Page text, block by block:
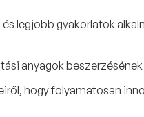
legjobb gyakorlatok
anyagok
hogy folyamatosan